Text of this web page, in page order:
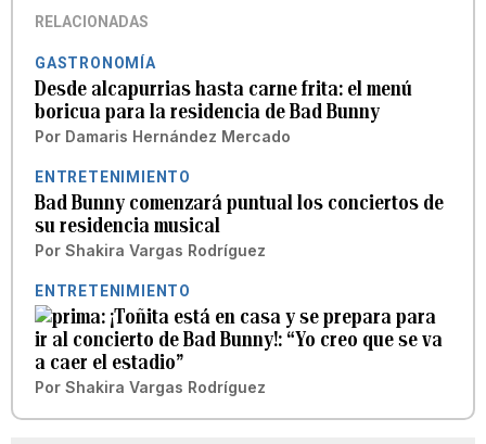
RELACIONADAS
GASTRONOMÍA
Desde alcapurrias hasta carne frita: el menú
boricua para la residencia de Bad Bunny
Por Damaris Hernández Mercado
ENTRETENIMIENTO
Bad Bunny comenzará puntual los conciertos de
su residencia musical
Por Shakira Vargas Rodríguez
ENTRETENIMIENTO
¡Toñita está en casa y se prepara para
ir al concierto de Bad Bunny!: “Yo creo que se va
a caer el estadio”
Por Shakira Vargas Rodríguez